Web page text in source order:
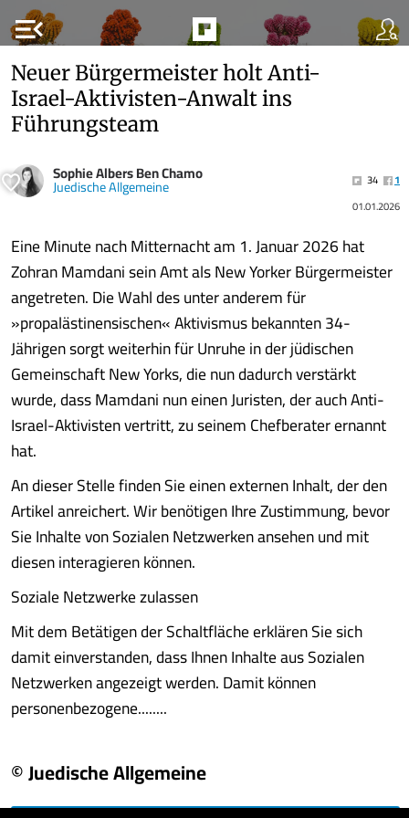
menu_open
Neuer Bürgermeister holt Anti-
Israel-Aktivisten-Anwalt ins
Führungsteam
Sophie Albers Ben Chamo
Juedische Allgemeine 34
1
01.01.2026
Eine Minute nach Mitternacht am 1. Januar 2026 hat
Zohran Mamdani sein Amt als New Yorker Bürgermeister
angetreten. Die Wahl des unter anderem für
»propalästinensischen« Aktivismus bekannten 34-
Jährigen sorgt weiterhin für Unruhe in der jüdischen
Gemeinschaft New Yorks, die nun dadurch verstärkt
wurde, dass Mamdani nun einen Juristen, der auch Anti-
Israel-Aktivisten vertritt, zu seinem Chefberater ernannt
hat.
An dieser Stelle finden Sie einen externen Inhalt, der den
Artikel anreichert. Wir benötigen Ihre Zustimmung, bevor
Sie Inhalte von Sozialen Netzwerken ansehen und mit
diesen interagieren können.
Soziale Netzwerke zulassen
Mit dem Betätigen der Schaltfläche erklären Sie sich
damit einverstanden, dass Ihnen Inhalte aus Sozialen
Netzwerken angezeigt werden. Damit können
personenbezogene........
© Juedische Allgemeine